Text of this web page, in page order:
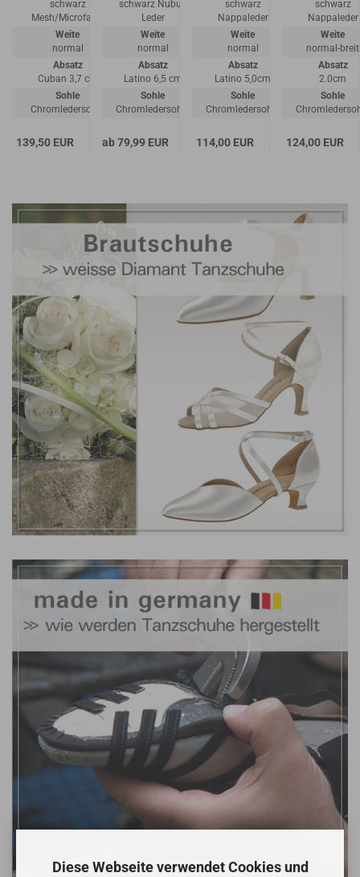
Diese Webseite verwendet Cookies und
schwarz
Mesh/Microfaser
Weite
normal
Absatz
Cuban 3,7 cm
Sohle
Chromledersohle
139,50 EUR
schwarz Nubuk
Leder
Weite
normal
Absatz
Latino 6,5 cm
Sohle
Chromledersohle
ab 79,99 EUR
schwarz
Nappaleder
Weite
normal
Absatz
Latino 5,0cm
Sohle
Chromledersohle
114,00 EUR
schwarz
Nappaleder
Weite
normal-breit
Absatz
2.0cm
Sohle
124,00 EUR